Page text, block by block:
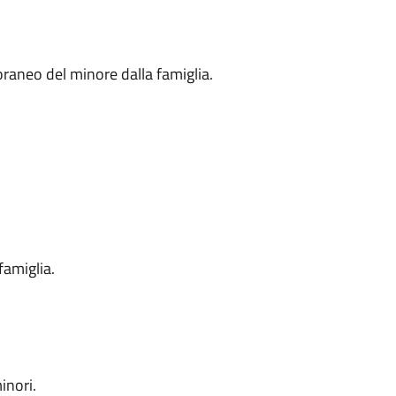
del minore dalla famiglia.